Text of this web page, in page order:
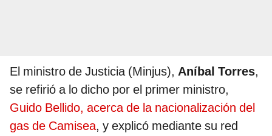
El ministro de Justicia (Minjus), Aníbal Torres,
se refirió a lo dicho por el primer ministro,
Guido Bellido, acerca de la nacionalización del
gas de Camisea, y explicó mediante su red